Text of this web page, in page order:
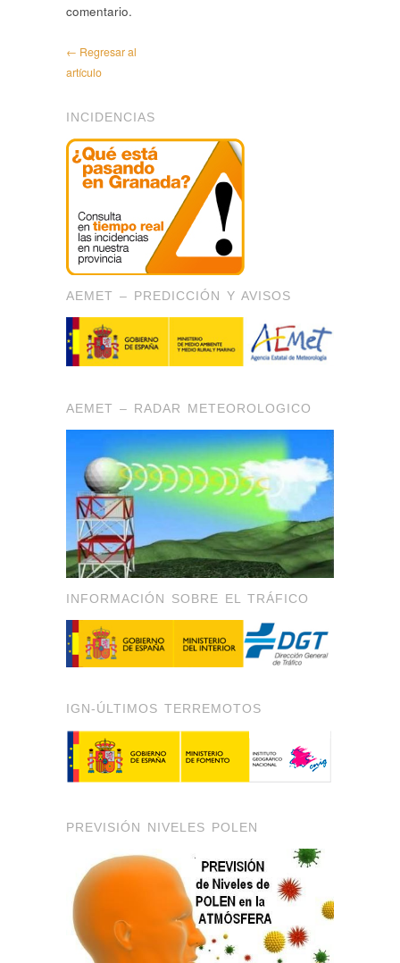
comentario.
← Regresar al
artículo
INCIDENCIAS
AEMET – PREDICCIÓN Y AVISOS
AEMET – RADAR METEOROLOGICO
INFORMACIÓN SOBRE EL TRÁFICO
IGN-ÚLTIMOS TERREMOTOS
PREVISIÓN NIVELES POLEN